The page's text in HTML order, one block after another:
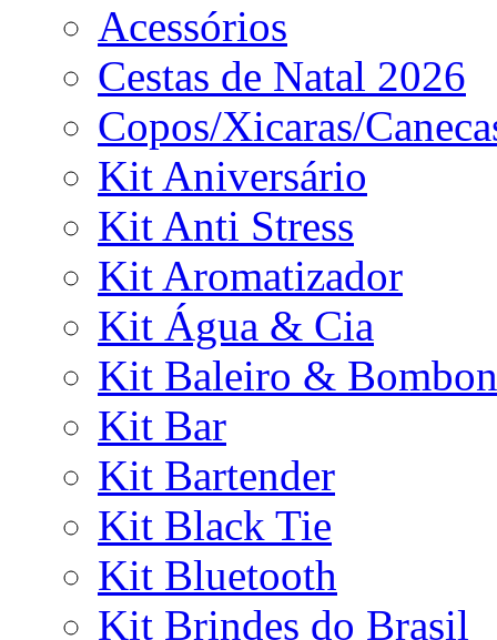
Acessórios
Cestas de Natal 2026
Copos/Xicaras/
Kit Aniversário
Kit Anti Stress
Kit Aromatizador
Kit Água & Cia
Kit Baleiro &
Kit Bar
Kit Bartender
Kit Black Tie
Kit Bluetooth
Kit Brindes do Brasil